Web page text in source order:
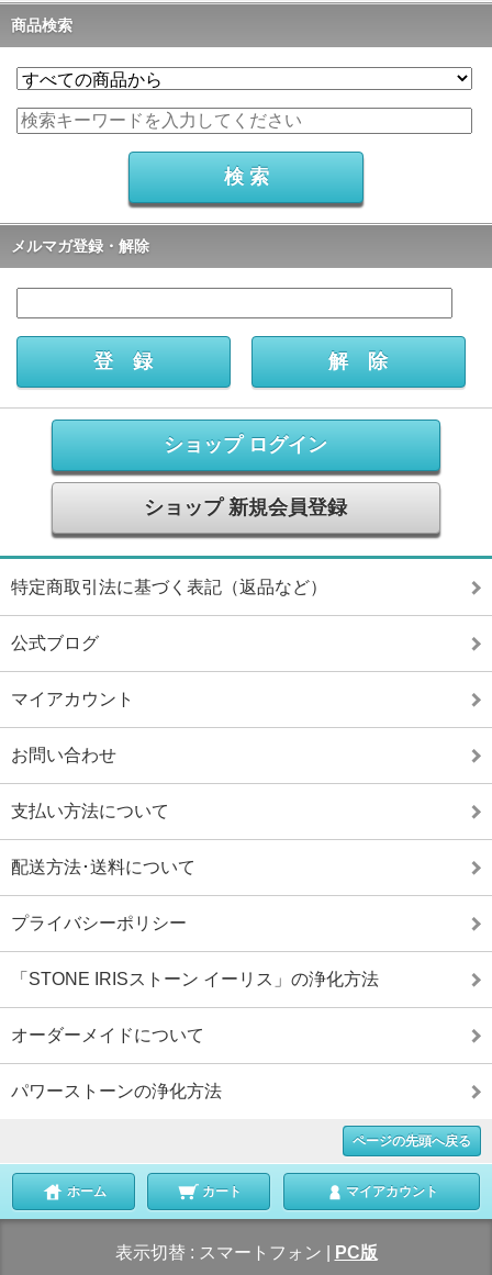
商品検索
メルマガ登録・解除
ショップ ログイン
ショップ 新規会員登録
特定商取引法に基づく表記（返品など）
公式ブログ
マイアカウント
お問い合わせ
支払い方法について
配送方法･送料について
プライバシーポリシー
「STONE IRISストーン イーリス」の浄化方法
オーダーメイドについて
パワーストーンの浄化方法
ページの先頭へ戻る
ホーム カート マイアカウント
表示切替 : スマートフォン PC版